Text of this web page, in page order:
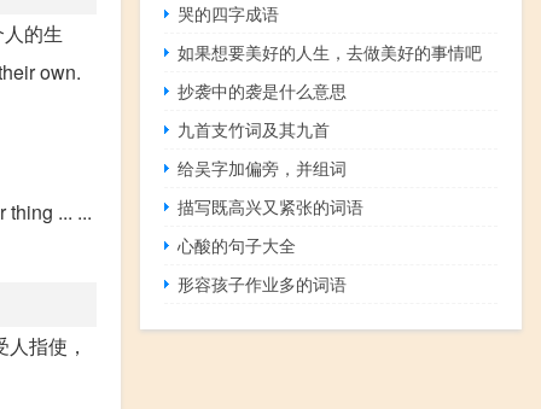
的生
own.
... ...
指使，
哭的四字成语
如果想要美好的人生，去做美好的事情吧
抄袭中的袭是什么意思
九首支竹词及其九首
给吴字加偏旁，并组词
描写既高兴又紧张的词语
心酸的句子大全
形容孩子作业多的词语